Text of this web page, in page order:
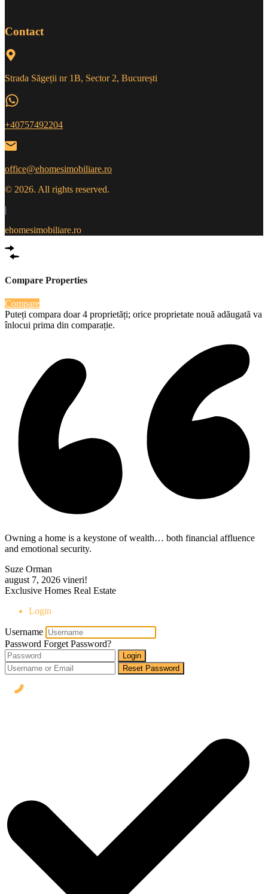
Contact
Strada Săgeții nr 1B, Sector 2, București
+40757492204
office@ehomesimobiliare.ro
© 2026. All rights reserved.
|
ehomesimobiliare.ro
Compare Properties
Compare
Puteți compara doar 4 proprietăți; orice proprietate nouă adăugată va
înlocui prima din comparație.
Owning a home is a keystone of wealth… both financial affluence
and emotional security.
Suze Orman
august 7, 2026 vineri!
Exclusive Homes Real Estate
Login
Username
Password Forget Password?
Login
Reset Password